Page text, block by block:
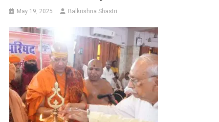
May 19, 2025 Balkrishna Shastri